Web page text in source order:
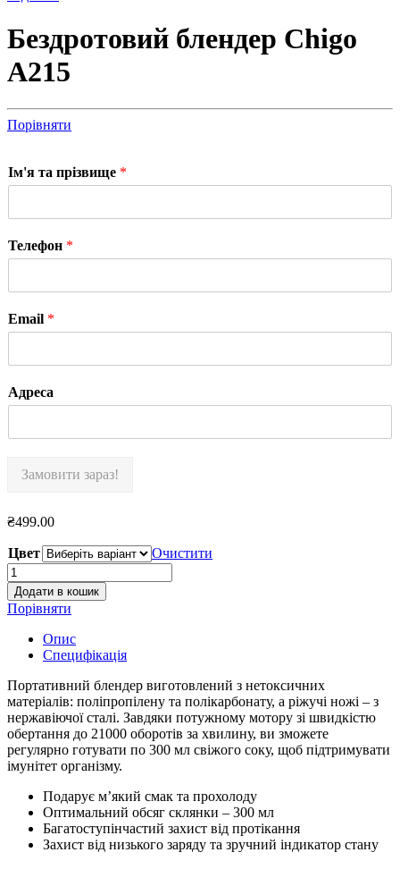
Бездротовий блендер Chigo
A215
Порівняти
Ім'я та прізвище *
Телефон *
Email *
Адреса
Замовити зараз!
₴499.00
Цвет
Очистити
Бездротовий
блендер
Chigo
A215
quantity
Додати в кошик
Порівняти
Опис
Специфікація
Портативний блендер виготовлений з нетоксичних
матеріалів: поліпропілену та полікарбонату, а ріжучі ножі – з
нержавіючої сталі. Завдяки потужному мотору зі швидкістю
обертання до 21000 оборотів за хвилину, ви зможете
регулярно готувати по 300 мл свіжого соку, щоб підтримувати
імунітет організму.
Подарує м’який смак та прохолоду
Оптимальний обсяг склянки – 300 мл
Багатоступінчастий захист від протікання
Захист від низького заряду та зручний індикатор стану